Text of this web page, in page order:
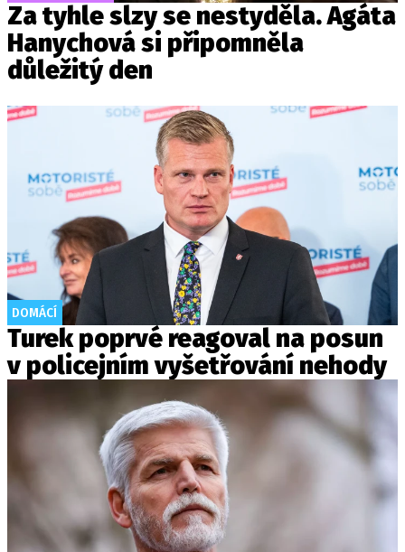
Za tyhle slzy se nestyděla. Agáta
Hanychová si připomněla
důležitý den
DOMÁCÍ
Turek poprvé reagoval na posun
v policejním vyšetřování nehody